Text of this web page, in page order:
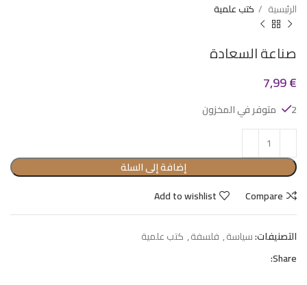
الرئيسية كتب علمية
صناعة السعادة
7,99€
2 متوفر في المخزون
إضافة إلى السلة
Compare
Add to wishlist
التصنيفات:سياسة, فلسفة, كتب علمية
Share: